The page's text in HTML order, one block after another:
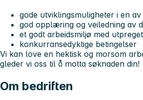
gode utviklingsmuligheter i en
god opplæring og veiledning av
et godt arbeidsmiljø med
konkurransedyktige betingelser
Vi kan love en hektisk og morsom
gleder vi oss til å motta søknaden din!
Om bedriften